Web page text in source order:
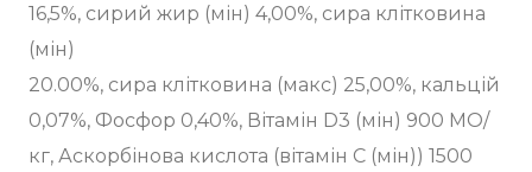
16,5%, сирий жир (мін) 4,00%, сира клітковина
(мін)
20.00%, сира клітковина (макс) 25,00%, кальцій
0,07%, Фосфор 0,40%, Вітамін D3 (мін) 900 МО/
кг, Аскорбінова кислота (вітамін С (мін)) 1500